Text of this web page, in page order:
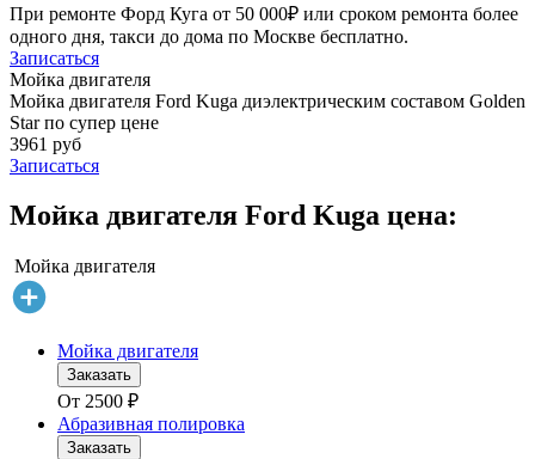
При ремонте Форд Куга от 50 000₽ или сроком ремонта более
одного дня, такси до дома по Москве бесплатно.
Записаться
Мойка двигателя
Мойка двигателя Ford Kuga диэлектрическим составом Golden
Star по супер цене
3961 руб
Записаться
Мойка двигателя Ford Kuga цена:
Мойка двигателя
Мойка двигателя
Заказать
От 2500 ₽
Абразивная полировка
Заказать